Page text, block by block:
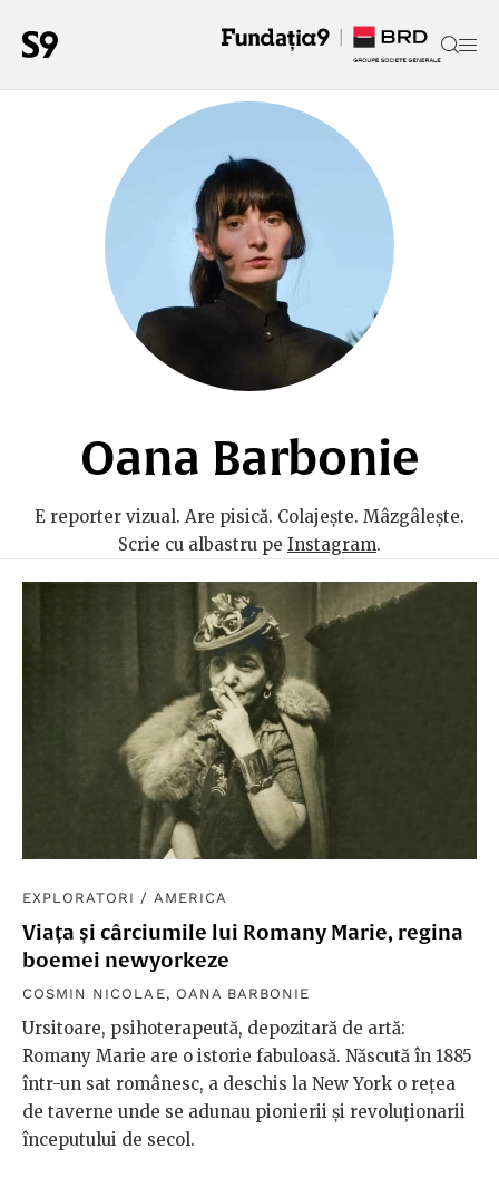
Oana Barbonie
E reporter vizual. Are pisică. Colajește. Mâzgâlește.
Scrie cu albastru pe Instagram.
EXPLORATORI / AMERICA
Viața și cârciumile lui Romany Marie, regina
boemei newyorkeze
COSMIN NICOLAE, OANA BARBONIE
Ursitoare, psihoterapeută, depozitară de artă:
Romany Marie are o istorie fabuloasă. Născută în 1885
într-un sat românesc, a deschis la New York o rețea
de taverne unde se adunau pionierii și revoluționarii
începutului de secol.